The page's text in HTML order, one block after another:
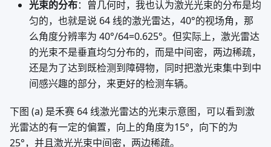
光束的分布：曾几何时，我也认为激光光束的分布是均
匀的，也就是说 64 线的激光雷达，40°的视场角，那
么角度分辨率为 40°/64=0.625°。但实际上，激光雷达
的光束不是垂直均匀分布的，而是中间密，两边稀疏，
还是为了达到既检测到障碍物，同时把激光束集中到中
间感兴趣的部分，来更好的检测车辆。
下图 (a) 是禾赛 64 线激光雷达的光束示意图，可以看到激
光雷达的有一定的偏置，向上的角度为15°，向下的为
25°，并且激光光束中间密，两边稀疏。